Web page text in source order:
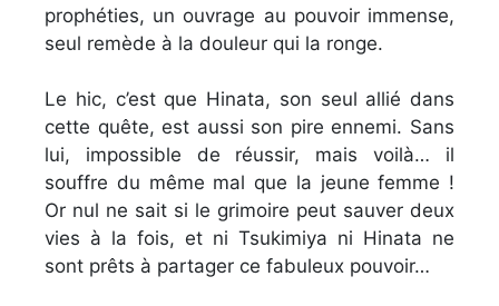
prophéties, un ouvrage au pouvoir immense,
seul remède à la douleur qui la ronge.
Le hic, c’est que Hinata, son seul allié dans
cette quête, est aussi son pire ennemi. Sans
lui, impossible de réussir, mais voilà… il
souffre du même mal que la jeune femme !
Or nul ne sait si le grimoire peut sauver deux
vies à la fois, et ni Tsukimiya ni Hinata ne
sont prêts à partager ce fabuleux pouvoir…